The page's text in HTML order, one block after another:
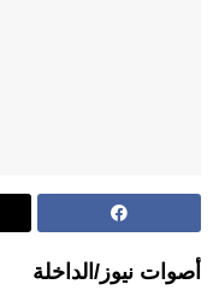
أصوات نيوز/الداخلة